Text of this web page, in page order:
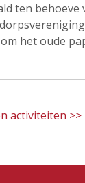
ten behoeve
het oude
activiteiten >>